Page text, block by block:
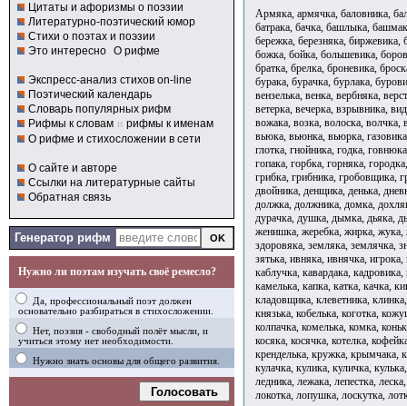
Цитаты и афоризмы о поэзии
Литературно-поэтический юмор
Стихи о поэтах и поэзии
Это интересно О рифме
Экспресс-анализ стихов on-line
Поэтический календарь
Словарь популярных рифм
Рифмы к словам и рифмы к именам
О рифме и стихосложении в сети
О сайте и авторе
Ссылки на литературные сайты
Обратная связь
Генератор рифм
Нужно ли поэтам изучать своё ремесло?
Да, профессиональный поэт должен
основательно разбираться в стихосложении.
Нет, поэзия - свободный полёт мысли, и
учиться этому нет необходимости.
Нужно знать основы для общего развития.
Голосовать
Армяка, армячка, баловника,
батрака, бачка, башлыка,
бережка, березняка, биржевика,
божка, бойка, большевика,
братка, брелка, броневика,
бурака, бурачка, бурлака,
вензелька, венка, вербняка,
ветерка, вечерка, взрывника,
вожака, возка, волоска, волчка,
вьюка, вьюнка, вьюрка,
глотка, гнойника, годка,
гопака, горбка, горняка,
грибка, грибника, гробовщика,
двойника, денщика, денька,
должка, должника, домка,
дурачка, душка, дымка, дьяка,
женишка, жеребка, жирка, жука,
здоровяка, земляка, землячка,
зятька, ивняка, ивнячка,
каблучка, кавардака,
камелька, капка, катка, качка,
кладовщика, клеветника,
князька, кобелька, коготка,
колпачка, комелька, комка,
косяка, косячка, котелка,
кренделька, кружка, крымчака,
кулачка, кулика, куличка,
ледника, лежака, лепестка,
локотка, лопушка, лоскутка,